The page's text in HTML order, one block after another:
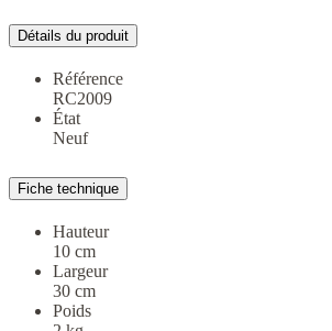
Détails du produit
Référence
RC2009
État
Neuf
Fiche technique
Hauteur
10 cm
Largeur
30 cm
Poids